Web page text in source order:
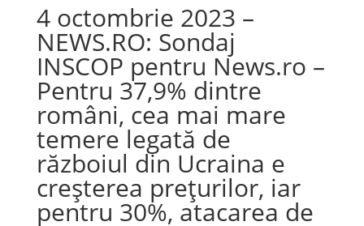
4 octombrie 2023 –
NEWS.RO: Sondaj
INSCOP pentru News.ro –
Pentru 37,9% dintre
români, cea mai mare
temere legată de
războiul din Ucraina e
creşterea preţurilor, iar
pentru 30%, atacarea de